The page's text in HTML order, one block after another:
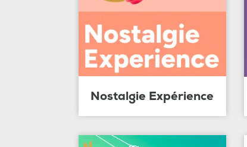
Nostalgie Expérience